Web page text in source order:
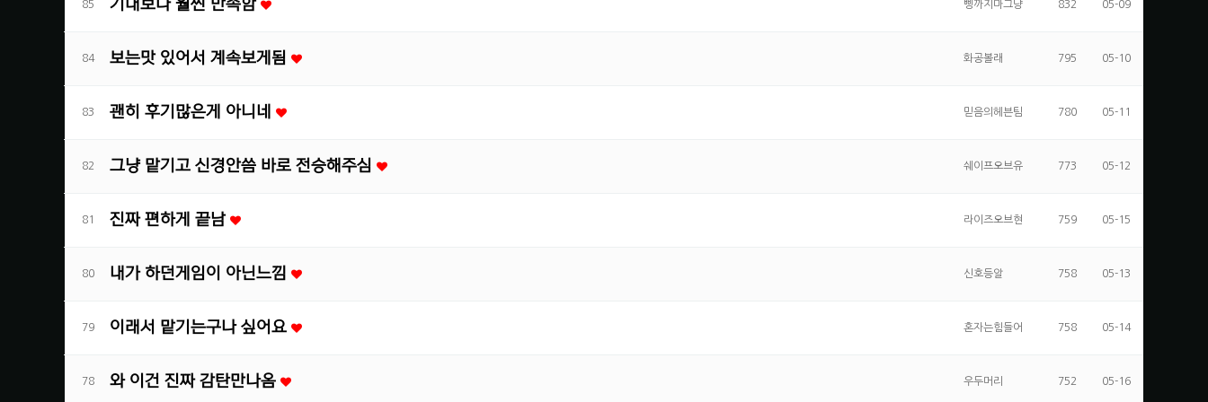
85 기대보다 훨씬 만족함 삥까지마그냥 832 05-09
84 보는맛 있어서 계속보게됨 화공볼래 795 05-10
83 괜히 후기많은게 아니네 믿음의헤븐팀 780 05-11
82 그냥 맡기고 신경안씀 바로 전승해주심 쉐이프오브유 773 05-12
81 진짜 편하게 끝남 라이즈오브현 759 05-15
80 내가 하던게임이 아닌느낌 신호등알 758 05-13
79 이래서 맡기는구나 싶어요 혼자는힘들어 758 05-14
78 와 이건 진짜 감탄만나옴 우두머리 752 05-16